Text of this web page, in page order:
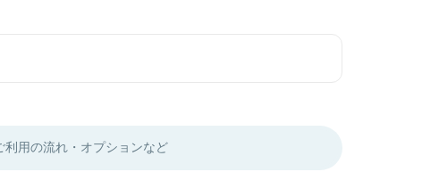
利用の流れ・ オプションなど